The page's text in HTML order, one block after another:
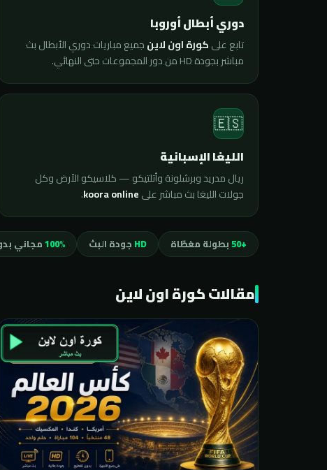
دوري أبطال أوروبا
تابع علىكورة اون لاينجميع مباريات دوري الأبطال بث
مباشر بجودة HD من دور المجموعات حتى النهائي.
🇪🇸
الليغا الإسبانية
ريال مدريد وبرشلونة وأتلتيكو — كلاسيكو الأرض وكل
جولات الليغا بث مباشر علىkoora online
.
+50 بطولة مغطّاة HD جودة البث 100%مجاني
مقالات كورة اون لاين